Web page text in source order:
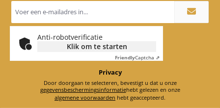
E-
mailadres
Anti-robotverificatie
Klik om te starten
FriendlyCaptcha ⇗
Privacy
Door doorgaan te selecteren, bevestigt u dat u onze
gegevensbeschermingsinformatie
hebt gelezen en onze
algemene voorwaarden hebt geaccepteerd.